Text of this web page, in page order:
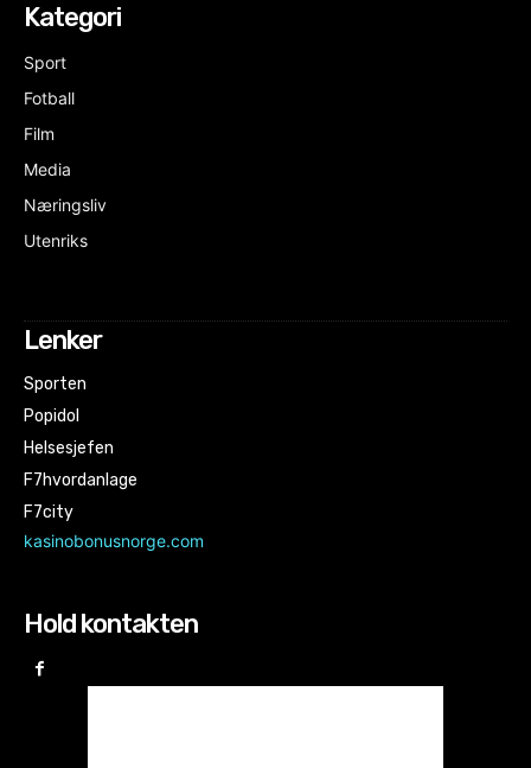
Kategori
Sport
Fotball
Film
Media
Næringsliv
Utenriks
Lenker
Sporten
Popidol
Helsesjefen
F7hvordanlage
F7city
kasinobonusnorge.com
Hold kontakten